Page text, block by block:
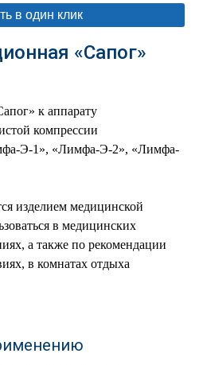
в один клик
«Сапог»
к аппарату
компрессии
Э-1», «Лимфа-Э-2», «Лимфа-
изделием медицинской
в медицинских
а также по рекомендации
в комнатах отдыха